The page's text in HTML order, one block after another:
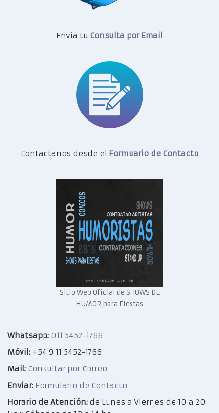
Envia tu Consulta por Email
Contactanos desde el Formuario de Contacto
Sitio Web Oficial de SHOWS DE
HUMOR para Fiestas
Whatsapp: 011 5452-1766
Móvil: +54 9 11 5452-1766
Mail: Consultar por Correo
Enviar: Formulario de Contacto
Horario de Atención: de Lunes a Viernes de 10 a 20